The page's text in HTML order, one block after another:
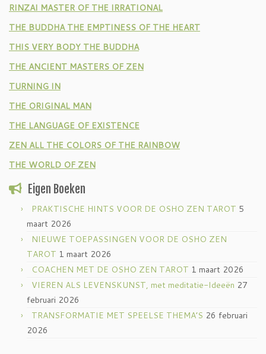
RINZAI MASTER OF THE IRRATIONAL
THE BUDDHA THE EMPTINESS OF THE HEART
THIS VERY BODY THE BUDDHA
THE ANCIENT MASTERS OF ZEN
TURNING IN
THE ORIGINAL MAN
THE LANGUAGE OF EXISTENCE
ZEN ALL THE COLORS OF THE RAINBOW
THE WORLD OF ZEN
Eigen Boeken
PRAKTISCHE HINTS VOOR DE OSHO ZEN TAROT 5
maart 2026
NIEUWE TOEPASSINGEN VOOR DE OSHO ZEN
TAROT 1 maart 2026
COACHEN MET DE OSHO ZEN TAROT 1 maart 2026
VIEREN ALS LEVENSKUNST, met meditatie-Ideeën 27
februari 2026
TRANSFORMATIE MET SPEELSE THEMA’S 26 februari
2026